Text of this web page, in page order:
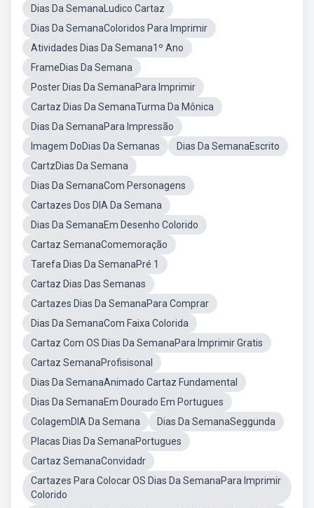
Dias Da SemanaLudico Cartaz
Dias Da SemanaColoridos Para Imprimir
Atividades Dias Da Semana1º Ano
FrameDias Da Semana
Poster Dias Da SemanaPara Imprimir
Cartaz Dias Da SemanaTurma Da Mônica
Dias Da SemanaPara Impressão
Imagem DoDias Da Semanas
Dias Da SemanaEscrito
CartzDias Da Semana
Dias Da SemanaCom Personagens
Cartazes Dos DIA Da Semana
Dias Da SemanaEm Desenho Colorido
Cartaz SemanaComemoração
Tarefa Dias Da SemanaPré 1
Cartaz Dias Das Semanas
Cartazes Dias Da SemanaPara Comprar
Dias Da SemanaCom Faixa Colorida
Cartaz Com OS Dias Da SemanaPara Imprimir Gratis
Cartaz SemanaProfisisonal
Dias Da SemanaAnimado Cartaz Fundamental
Dias Da SemanaEm Dourado Em Portugues
ColagemDIA Da Semana
Dias Da SemanaSeggunda
Placas Dias Da SemanaPortugues
Cartaz SemanaConvidadr
Cartazes Para Colocar OS Dias Da SemanaPara Imprimir
Colorido